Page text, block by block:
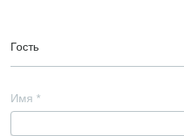
Гость
Имя *